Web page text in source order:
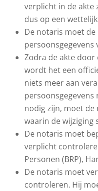
verplicht in de akte
dus op een
De notaris moet
persoonsgegevens
Zodra de akte
wordt het een
niets meer aan
persoonsgegevens
nodig zijn, moet de
waarin de wijziging
De notaris moet
verplicht
Personen (BRP),
De notaris moet
controleren. Hij